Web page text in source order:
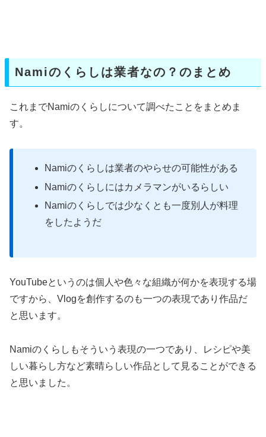
Namiのくらしは業者なの？のまとめ
これまでNamiのくらしについて調べたことをまとめま
す。
Namiのくらしは業者のやらせの可能性がある
Namiのくらしにはカメラマンがいるらしい
Namiのくらしでは少なくとも一度別人が料理
をしたようだ
YouTubeというのは個人や色々な組織が何かを表現する場
ですから、Vlogを創作するのも一つの表現であり作品だ
と思います。
Namiのくらしもそういう表現の一つであり、レシピや美
しい暮らし方など素晴らしい作品として見ることができる
と思いました。